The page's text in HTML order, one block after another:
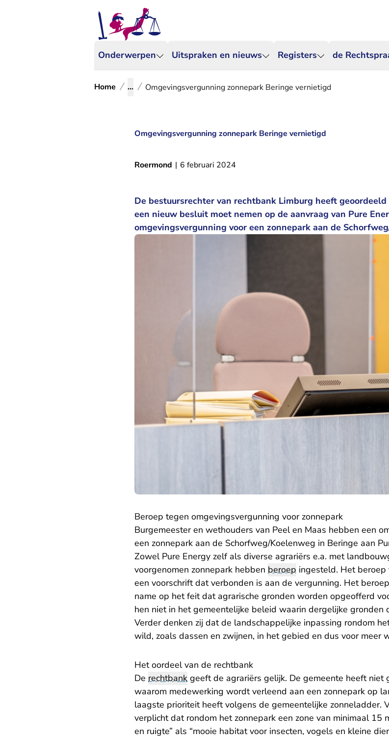
Onderwerpen Uitspraken en nieuws Registers de
Home ... Omgevingsvergunning zonnepark Beringe vernietigd
Omgevingsvergunning zonnepark Beringe vernietigd
Roermond | 6 februari 2024
De bestuursrechter van rechtbank Limburg heeft
een nieuw besluit moet nemen op de aanvraag van Pure
omgevingsvergunning voor een zonnepark aan de
Beroep tegen omgevingsvergunning voor zonnepark
Burgemeester en wethouders van Peel en Maas hebben een
een zonnepark aan de Schorfweg/Koelenweg in Beringe aan
Zowel Pure Energy zelf als diverse agrariërs e.a. met
voorgenomen zonnepark hebben beroep ingesteld. Het beroep
een voorschrift dat verbonden is aan de vergunning. Het
name op het feit dat agrarische gronden worden opgeofferd
hen niet in het gemeentelijke beleid waarin dergelijke gronden
Verder denken zij dat de landschappelijke inpassing rondom
wild, zoals dassen en zwijnen, in het gebied en dus voor meer
Het oordeel van de rechtbank
De rechtbank geeft de agrariërs gelijk. De gemeente heeft niet
waarom medewerking wordt verleend aan een zonnepark op
laagste prioriteit heeft volgens de gemeentelijke zonneladder.
verplicht dat rondom het zonnepark een zone van minimaal 15
en ruigte” als “mooie habitat voor insecten, vogels en kleine